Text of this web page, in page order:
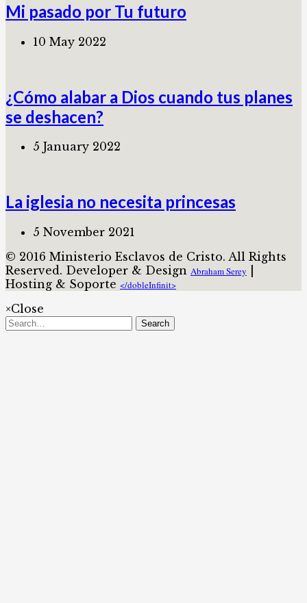
Mi pasado por Tu futuro
10 May 2022
¿Cómo alabar a Dios cuando tus planes
se deshacen?
5 January 2022
La iglesia no necesita princesas
5 November 2021
© 2016 Ministerio Esclavos de Cristo. All Rights
Reserved. Developer & Design Abraham Serey
Hosting & Soporte </dobleInfinit>​
×Close
Search